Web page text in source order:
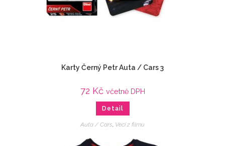
Karty Černý Petr Auta / Cars 3
72 Kč včetně DPH
Detail
Auta / Cars Veci z filmu